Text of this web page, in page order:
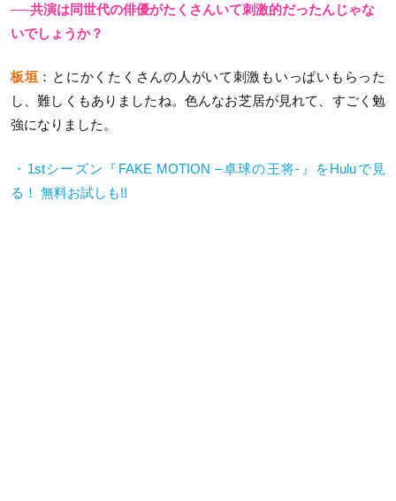
──共演は同世代の俳優がたくさんいて刺激的だったんじゃな
いでしょうか？
板垣 ：とにかくたくさんの人がいて刺激もいっぱいもらった
し、難しくもありましたね。色んなお芝居が見れて、すごく勉
強になりました。
・1stシーズン『FAKE MOTION –卓球の王将-』をHuluで見
る！ 無料お試しも!!